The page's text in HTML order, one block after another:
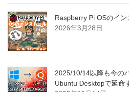
Raspberry Pi OSのイ
2026年3月28日
2025/10/14以降も今の
Ubuntu Desktopで延命